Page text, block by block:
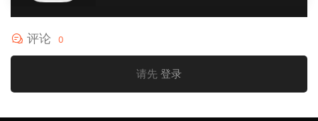
评论 0
请先 登录